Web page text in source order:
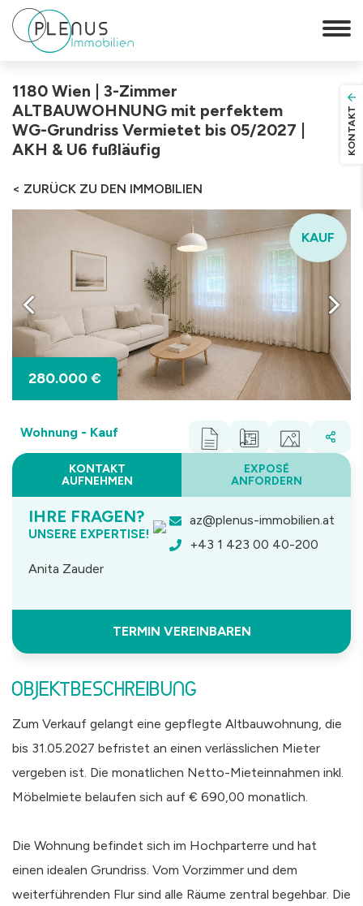
KONTAKT
1180 Wien | 3-Zimmer
ALTBAUWOHNUNG mit perfektem
WG-Grundriss Vermietet bis 05/2027 |
AKH & U6 fußläufig
< ZURÜCK ZU DEN IMMOBILIEN
KAUF
280.000 €
Wohnung - Kauf
KONTAKT
AUFNEHMEN
EXPOSÉ
ANFORDERN
IHRE FRAGEN?
UNSERE EXPERTISE!
Anita Zauder
az@plenus-immobilien.at
+43 1 423 00 40-200
TERMIN VEREINBAREN
OBJEKTBESCHREIBUNG
Zum Verkauf gelangt eine gepflegte Altbauwohnung, die
bis 31.05.2027 befristet an einen verlässlichen Mieter
vergeben ist. Die monatlichen Netto-Mieteinnahmen inkl.
Möbelmiete belaufen sich auf € 690,00 monatlich.
Die Wohnung befindet sich im Hochparterre und hat
einen idealen Grundriss. Vom Vorzimmer und dem
weiterführenden Flur sind alle Räume zentral begehbar. Die